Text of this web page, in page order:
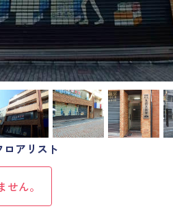
アリスト
ん。